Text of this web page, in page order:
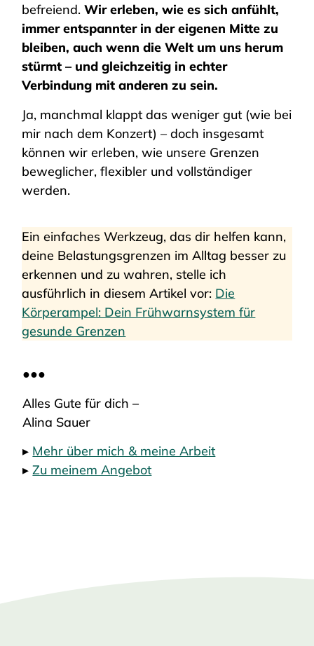
befreiend.Wir erleben, wie es sich anfühlt,
immer entspannter in der eigenen Mitte zu
bleiben, auch wenn die Welt um uns herum
stürmt – und gleichzeitig in echter
Verbindung mit anderen zu sein.
Ja, manchmal klappt das weniger gut (wie bei
mir nach dem Konzert) – doch insgesamt
können wir erleben, wie unsere Grenzen
beweglicher, flexibler und vollständiger
werden.
Ein einfaches Werkzeug, das dir helfen kann,
deine Belastungsgrenzen im Alltag besser zu
erkennen und zu wahren, stelle ich
ausführlich in diesem Artikel vor: Die
Körperampel: Dein Frühwarnsystem für
gesunde Grenzen
●●●
Alles Gute für dich –
Alina Sauer
▸ Mehr über mich & meine Arbeit
▸Zu meinem Angebot